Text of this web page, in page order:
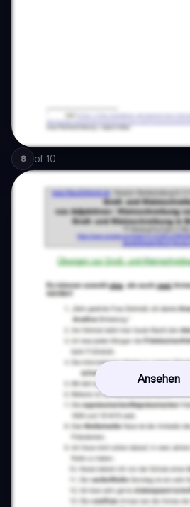
8 of 10
Ansehen